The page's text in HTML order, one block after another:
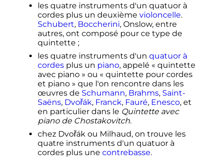
les quatre instruments d'un quatuor à
cordes plus un deuxième violoncelle.
Schubert, Boccherini, Onslow, entre
autres, ont composé pour ce type de
quintette ;
les quatre instruments d'un quatuor à
cordesplus un piano, appelé « quintette
avec piano » ou « quintette pour cordes
et piano » que l'on rencontre dans les
œuvres de Schumann, Brahms, Saint-
Saëns, Dvořák, Franck, Fauré, Enesco, et
en particulier dans le Quintette avec
piano de Chostakovitch.
chez Dvořák ou Milhaud, on trouve les
quatre instruments d'un quatuor à
cordes plus une contrebasse.